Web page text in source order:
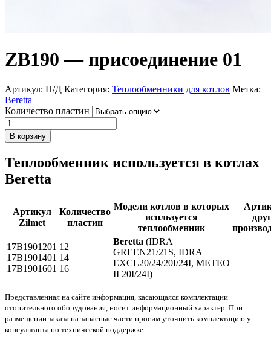
ZB190 — присоединение 01
Артикул: Н/Д Категория: Теплообменники для котлов Метка:
Beretta
Количество пластин
Количество
товара
ZB190
присоединение
01
В корзину
Теплообменник используется в котлах
Beretta
Артикул
Zilmet
Количество
пластин
Модели котлов в которых
испльзуется
теплообменник
17B1901201
17B1901401
17B1901601
12
14
16
Beretta (IDRA
GREEN21/21S, IDRA
EXCL20/24/20I/24I, METEO
II 20I/24I)
Представленная на сайте информация, касающаяся комплектации
отопительного оборудования, носит информационный характер. При
размещении заказа на запасные части просим уточнить комплектацию у
консультанта по технической поддержке.